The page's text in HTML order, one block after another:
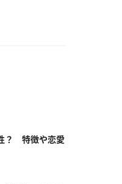
？ 特徴や恋愛